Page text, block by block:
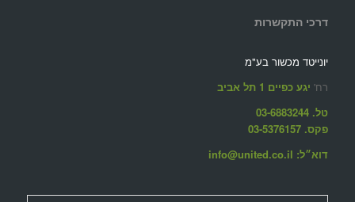
דרכי התקשרות
יונייטד מכשור בע"מ
רח' יגע כפיים 1 תל אביב
טל. 03-6883244
פקס. 03-5376157
דוא״ל: info@united.co.il